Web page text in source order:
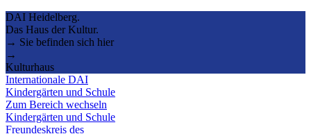
DAI Heidelberg.
Das Haus der Kultur.
→ Sie befinden sich hier
→
Kulturhaus
Internationale DAI
Kindergärten und Schule
Zum Bereich wechseln
Kindergärten und Schule
Freundeskreis des